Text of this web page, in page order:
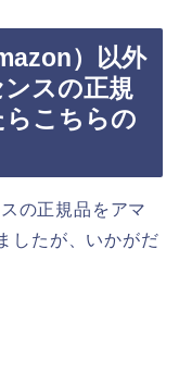
）以外
スの正規
こちらの
の正規品をアマ
したが、いかがだ